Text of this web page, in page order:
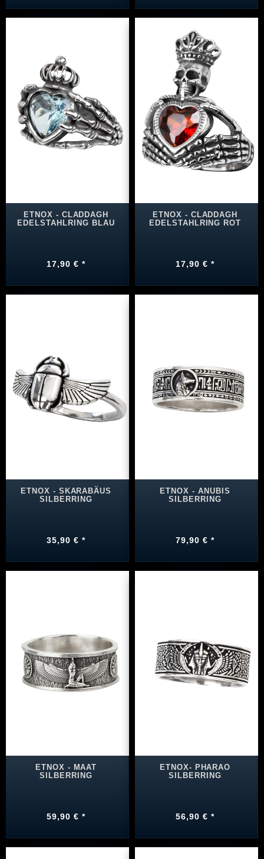
ETNOX - CLADDAGH
EDELSTAHLRING BLAU
17,90 € *
ETNOX - CLADDAGH
EDELSTAHLRING ROT
17,90 € *
ETNOX - SKARABÄUS
SILBERRING
35,90 € *
ETNOX - ANUBIS
SILBERRING
79,90 € *
ETNOX - MAAT
SILBERRING
59,90 € *
ETNOX- PHARAO
SILBERRING
56,90 € *